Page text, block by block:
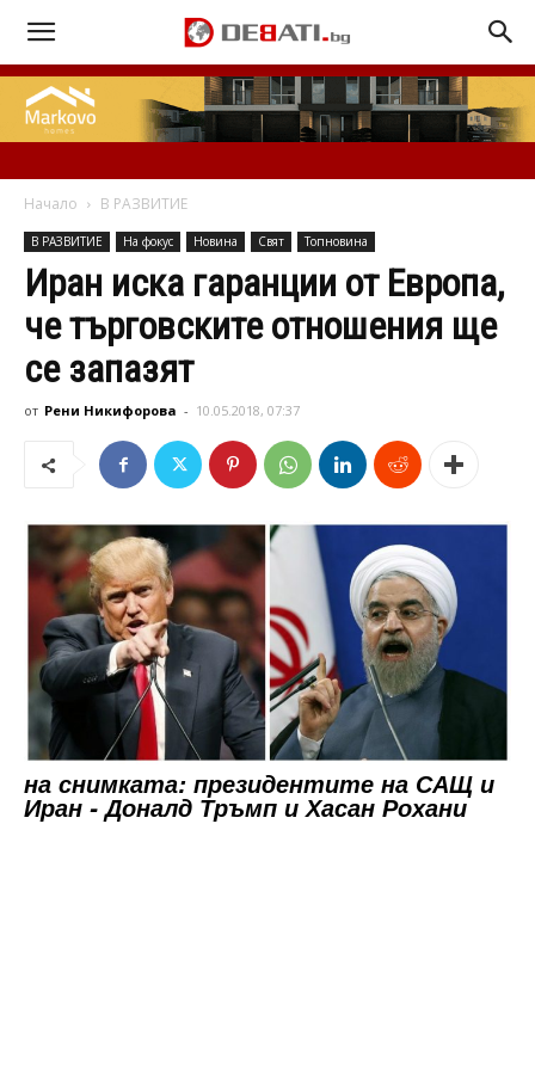
Начало В РАЗВИТИЕ
В РАЗВИТИЕ На фокус Новина Свят Топновина
Иран иска гаранции от Европа,
че търговските отношения ще
се запазят
от Рени Никифорова - 10.05.2018, 07:37
на снимката: президентите на САЩ и
Иран - Доналд Тръмп и Хасан Рохани